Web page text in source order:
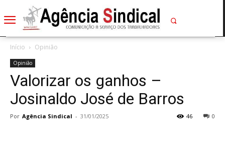
Início Opinião
Opinião
Valorizar os ganhos –
Josinaldo José de Barros
Por Agência Sindical - 31/01/2025 0
46